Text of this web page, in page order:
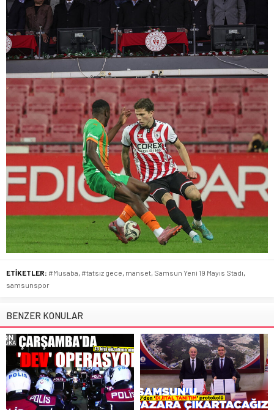
ETİKETLER: #Musaba #tatsız gece manset Samsun Yeni 19 Mayıs Stadı
samsunspor
BENZER KONULAR